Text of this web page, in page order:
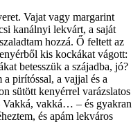
Vajat vagy margarint
kanálnyi lekvárt, a saját
hozzá. Ő feltett az
kis kockákat vágott:
betesszük a szájadba, jó?
pirítóssal, a vajjal és a
sütött kenyérrel varázslatos
Vakká, vakká… – és gyakran
és apám lekváros